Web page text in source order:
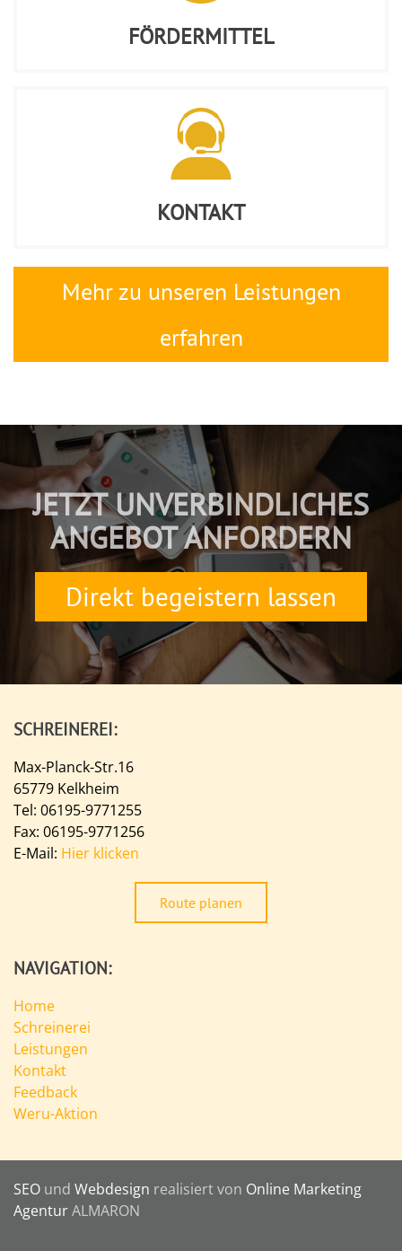
FÖRDERMITTEL
KONTAKT
Mehr zu unseren Leistungen
erfahren
JETZT UNVERBINDLICHES
ANGEBOT ANFORDERN
Direkt begeistern lassen
SCHREINEREI:
Max-Planck-Str.16
65779 Kelkheim
Tel: 06195-9771255
Fax: 06195-9771256
E-Mail: Hier klicken
Route planen
NAVIGATION:
Home
Schreinerei
Leistungen
Kontakt
Feedback
Weru-Aktion
SEO und Webdesign realisiert von Online Marketing
AgenturALMARON